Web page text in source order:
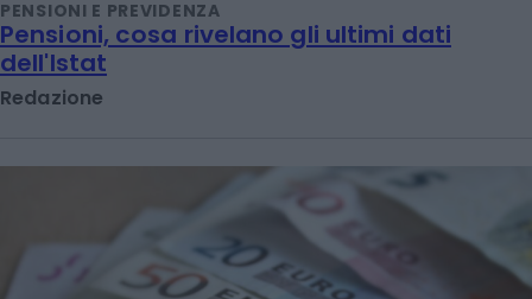
PENSIONI E PREVIDENZA
Pensioni, cosa rivelano gli ultimi dati
dell'Istat
Redazione